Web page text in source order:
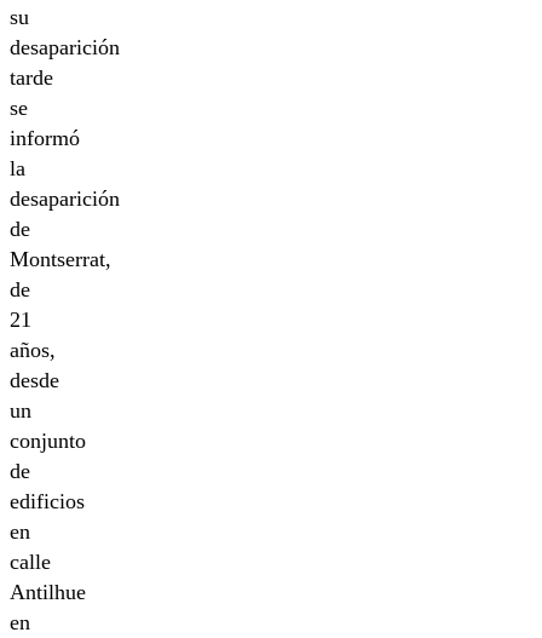
su
desaparición
tarde
se
informó
la
desaparición
de
Montserrat,
de
21
años,
desde
un
conjunto
de
edificios
en
calle
Antilhue
en